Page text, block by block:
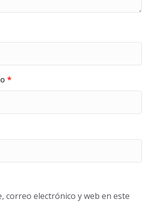
*
correo electrónico y web en este